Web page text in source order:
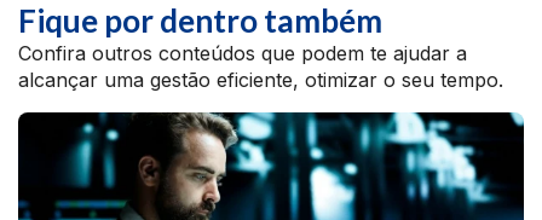
Fique por dentro também
Confira outros conteúdos que podem te ajudar a
alcançar uma gestão eficiente, otimizar o seu tempo.